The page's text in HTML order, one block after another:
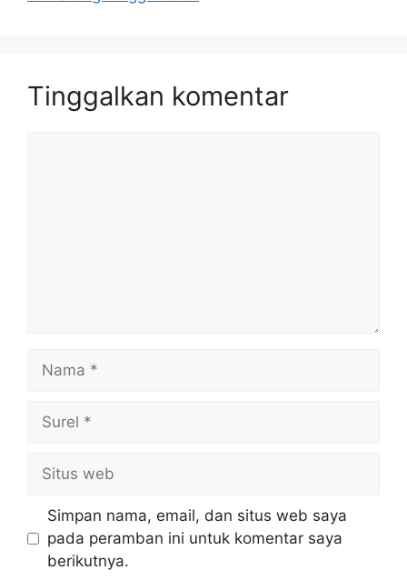
Tinggalkan komentar
web
Simpan nama, email, dan situs web saya
pada peramban ini untuk komentar saya
berikutnya.